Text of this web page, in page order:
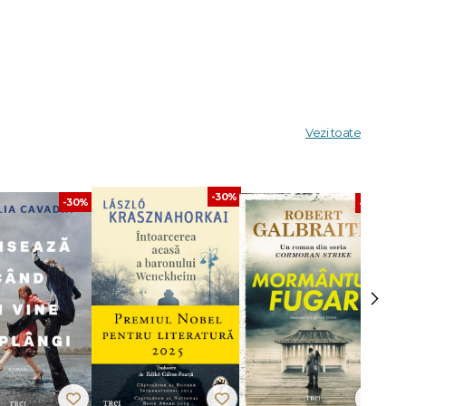
un stăvilar
în cea mai
Vezi toate
-30% -30%
-30%
›